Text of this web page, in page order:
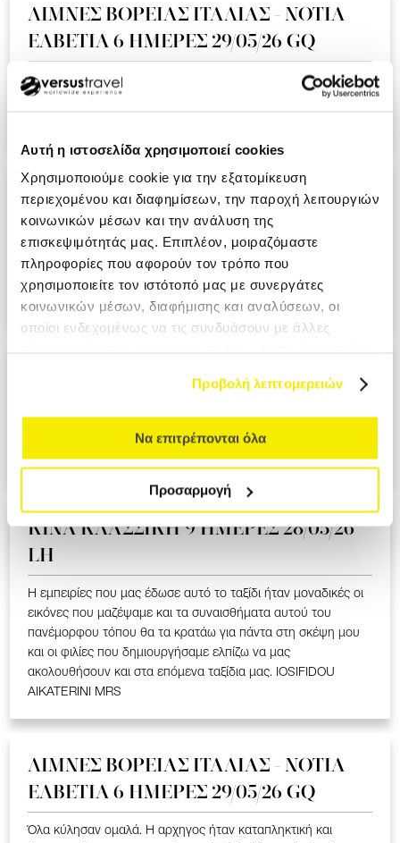
Αυτή η ιστοσελίδα χρησιμοποιεί cookies
Χρησιμοποιούμε cookie για την εξατομίκευση
περιεχομένου και διαφημίσεων, την παροχή λειτουργιών
κοινωνικών μέσων και την ανάλυση της
επισκεψιμότητάς μας. Επιπλέον, μοιραζόμαστε
πληροφορίες που αφορούν τον τρόπο που
χρησιμοποιείτε τον ιστότοπό μας με συνεργάτες
κοινωνικών μέσων, διαφήμισης και αναλύσεων, οι
οποίοι ενδεχομένως να τις συνδυάσουν με άλλες
Προβολή λεπτομερειών
Να επιτρέπονται όλα
Προσαρμογή
ΛΙΜΝΕΣ ΒΟΡΕΙΑΣ ΙΤΑΛΙΑΣ - ΝΟΤΙΑ
ΕΛΒΕΤΙΑ 6 ΗΜΕΡΕΣ 29/05/26 GQ
Ειναι η δευτερη συνεχομενη χρονια που ταξιδευουμε μαζι
σας και ημαστε πολυ ευχαριστημενοι απο την εμπειρια!!!.
ΑΝΔΑΛΟΥΣΙΑ - ΓΙΒΡΑΛΤΑΡ 9 ΗΜΕΡΕΣ
28/05/26 A3
Ο επαγγελματισμος σε ολο το μεγαλειο του. Σιγουρα θα το
προτιμησουμε στο επομενο ταξιδι μας. PANAGIOTOPOULOU
ATHANASIA MRS
ΗΜΕΡΕΣ 29/05/26 ΑΖ
ΥΠΕΡΟΧΟ ΤΑΞΙΔΙ ΠΟΥ ΜΑΣ ΕΚΑΝΕ ΝΑ ΣΥΓΚΙΝΗΘΟΥΜΕ ΣΤΑ
ΚΙΝΑ KΛΑΣΣΙΚΗ 9 ΗΜΕΡΕΣ 28/05/26
LH
Η εμπειρίες που μας έδωσε αυτό το ταξίδι ήταν μοναδικές οι
εικόνες που μαζέψαμε και τα συναισθήματα αυτού του
πανέμορφου τόπου θα τα κρατάω για πάντα στη σκέψη μου
και οι φιλίες που δημιουργήσαμε ελπίζω να μας
ακολουθήσουν και στα επόμενα ταξίδια μας. IOSIFIDOU
AIKATERINI MRS
ΛΙΜΝΕΣ ΒΟΡΕΙΑΣ ΙΤΑΛΙΑΣ - ΝΟΤΙΑ
ΕΛΒΕΤΙΑ 6 ΗΜΕΡΕΣ 29/05/26 GQ
Όλα κύλησαν ομαλά. Η αρχηγος ήταν καταπληκτική και